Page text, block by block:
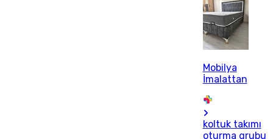
Mobilya
İmalattan
koltuk takımı
oturma grubu